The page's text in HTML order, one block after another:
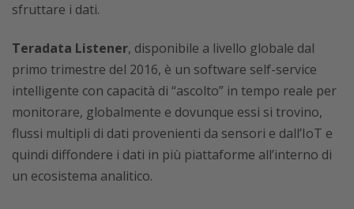
sfruttare i dati.
Teradata Listener, disponibile a livello globale dal
primo trimestre del 2016, è un software self-service
intelligente con capacità di “ascolto” in tempo reale per
monitorare, globalmente e dovunque essi si trovino,
flussi multipli di dati provenienti da sensori e dall’IoT e
quindi diffondere i dati in più piattaforme all’interno di
un ecosistema analitico.